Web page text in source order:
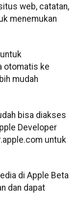
web, catatan,
menemukan
otomatis ke
mudah
bisa diakses
Developer
untuk
di Apple Beta
dan dapat